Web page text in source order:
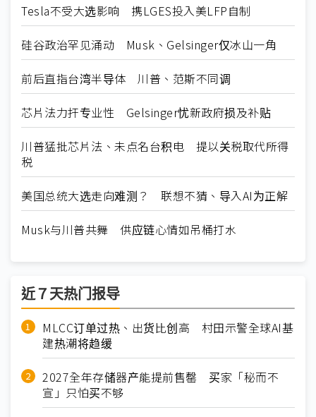
Tesla不受大选影响 携LGES投入美LFP自制
硅谷政治罕见涌动 Musk、Gelsinger仅冰山一角
前后直指台湾半导体 川普、范斯不同调
芯片法力扞专业性 Gelsinger忧新政府损及补贴
川普猛批芯片法、未点名台积电 提以关税取代所得
税
美国总统大选走向难测？ 联想不猜、导入AI为正解
Musk与川普共舞 供应链心情如吊桶打水
近７天热门报导
MLCC订单过热、出货比创高 村田示警全球AI基
建热潮将趋缓
2027全年存储器产能提前售罄 买家「秘而不
宣」只怕买不够